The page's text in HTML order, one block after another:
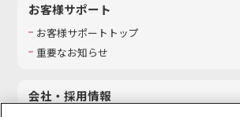
お客様サポート
お客様サポートトップ
重要なお知らせ
会社・採用情報